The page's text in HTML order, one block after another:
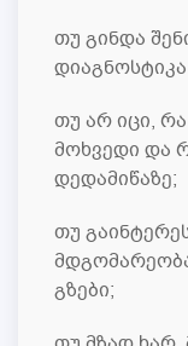
თუ გინდა
თუ არ იცი,
მოხვედი და
დედამიწაზე;
თუ
გზები;